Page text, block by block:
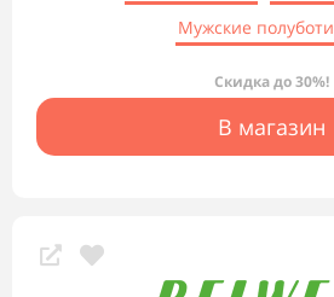
Мужские
Скидка до 30%!
В магазин